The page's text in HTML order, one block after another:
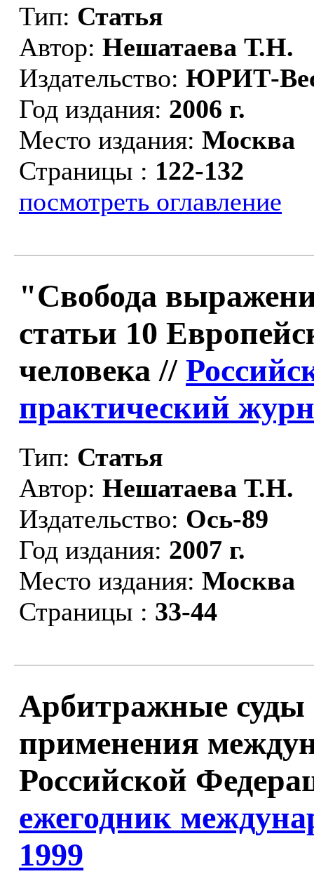
Тип: Статья
Автор: Нешатаева Т.Н.
Издательство: ЮРИТ-
Год издания: 2006 г.
Место издания: Москва
Страницы : 122-132
посмотреть оглавление
"Свобода
статьи 10
человека //
практический
Тип: Статья
Автор: Нешатаева Т.Н.
Издательство: Ось-89
Год издания: 2007 г.
Место издания: Москва
Страницы : 33-44
Арбитражные суды
применения
Российской
ежегодник
1999